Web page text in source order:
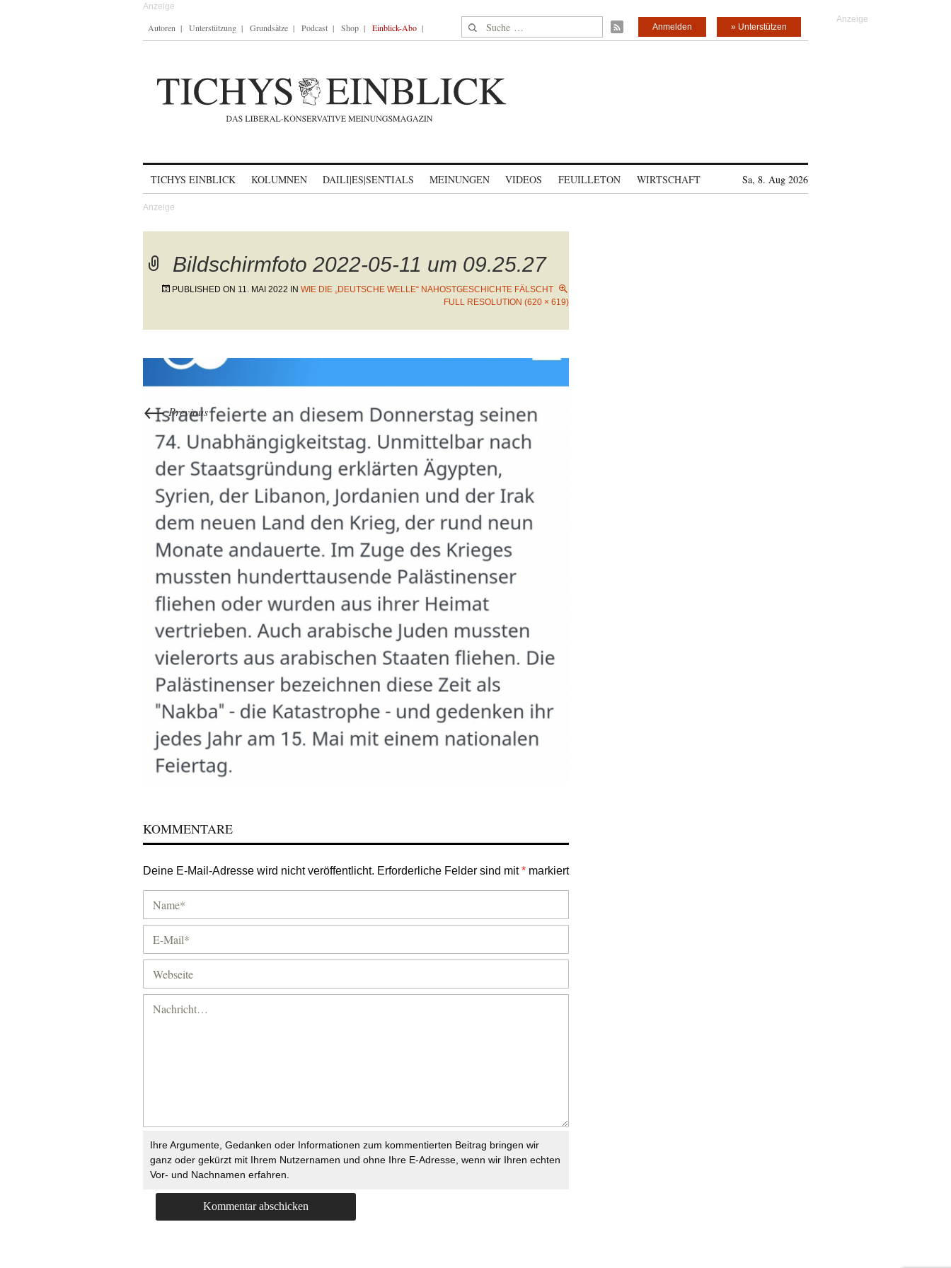
Autoren Unterstützung Grundsätze Podcast Shop Einblick-Abo Suche nach: » Unterstützen
Anmelden
TICHYS EINBLICK KOLUMNEN DAILI|ES|SENTIALS MEINUNGEN VIDEOS FEUILLETON WIRTSCHAFT Sa, 8. Aug 2026
Bildschirmfoto 2022-05-11 um 09.25.27
PUBLISHED ON 11. MAI 2022 IN WIE DIE „DEUTSCHE WELLE“ NAHOSTGESCHICHTE FÄLSCHT
FULL RESOLUTION (620 × 619)
←Previous
KOMMENTARE
Deine E-Mail-Adresse wird nicht veröffentlicht. Erforderliche Felder sind mit* markiert
Ihre Argumente, Gedanken oder Informationen zum kommentierten Beitrag bringen wir
ganz oder gekürzt mit Ihrem Nutzernamen und ohne Ihre E-Adresse, wenn wir Ihren echten
Vor- und Nachnamen erfahren.